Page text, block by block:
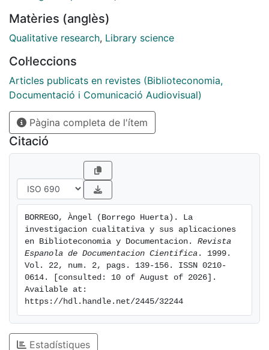
of the American Society for Information Science entre
1995 y 1997, y en los aparecidos en Journal of
Research desde 1993 hasta 1997. La mayor parte de
los artículos que emplean técnicas cualitativas
estudian el comportamiento del usuario en la
recuperación de la información, bien sea explorando
su conducta al utilizar un sistema automatizado, o
bien centrándose en las tácticas que diversos grupos
de usuarios emplean al resolver sus necesidades
informativas. Finalmente se exponen las principales
características que definen este tipo de
investigaciones.
Matèries (anglès)
Qualitative research, Library science
Col·leccions
Articles publicats en revistes (Biblioteconomia,
Documentació i Comunicació Audiovisual)
Pàgina completa de l'ítem
Citació
BORREGO, Àngel (Borrego Huerta). La
investigacion cualitativa y sus aplicaciones
en Biblioteconomia y Documentacion. Revista
Espanola de Documentacion Cientifica . 1999.
Vol. 22, num. 2, pags. 139-156. ISSN 0210-
0614. [consulted: 10 of August of 2026].
Available at:
https://hdl.handle.net/2445/32244
Estadístiques